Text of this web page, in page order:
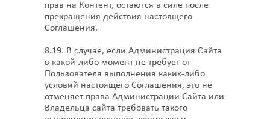
прав на Контент, остаются в силе после
прекращения действия настоящего
Соглашения.
8.19. В случае, если Администрация Сайта
в какой-либо момент не требует от
Пользователя выполнения каких-либо
условий настоящего Соглашения, это не
отменяет права Администрации Сайта или
Владельца сайта требовать такого